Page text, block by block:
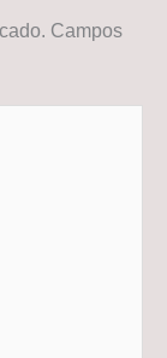
Campos